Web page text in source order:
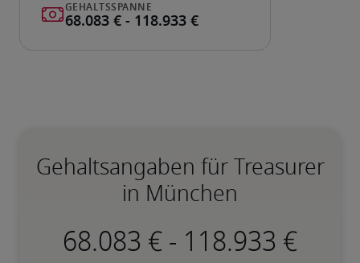
Gehaltsangaben für Treasurer
in München
-